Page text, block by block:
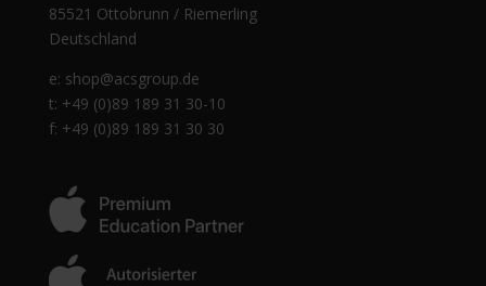
85521 Ottobrunn / Riemerling
Deutschland
e: shop@acsgroup.de
t: +49 (0)89 189 31 30-10
f: +49 (0)89 189 31 30 30